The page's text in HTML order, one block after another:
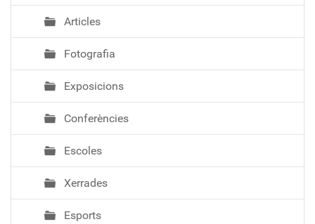
Articles
Fotografia
Exposicions
Conferències
Escoles
Xerrades
Esports